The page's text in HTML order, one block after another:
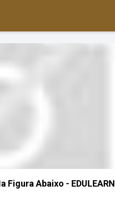
Figura Abaixo - EDULEARN